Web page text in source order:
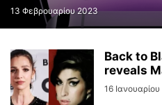
13 Φεβρουαρίου 2023
Back to
reveals
16